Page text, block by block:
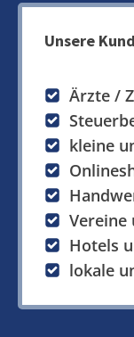
Unsere
Ärzte /
kleine
Vereine
Hotels
lokale